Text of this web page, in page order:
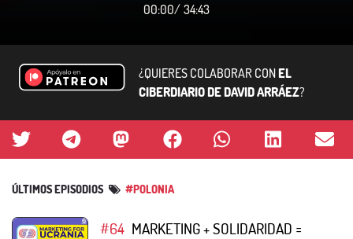
00:00/ 34:43
¿QUIERES COLABORAR CONEL
CIBERDIARIO DE DAVID ARRÁEZ?
ÚLTIMOS EPISODIOS #POLONIA
#64 MARKETING + SOLIDARIDAD =